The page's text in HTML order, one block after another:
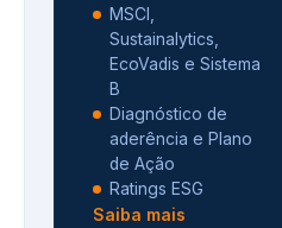
MSCI,
Sustainalytics,
EcoVadis e Sistema
B
Diagnóstico de
aderência e Plano
de Ação
Ratings ESG
Saiba mais